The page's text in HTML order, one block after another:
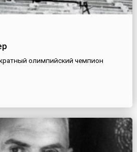
олимпийский чемпион